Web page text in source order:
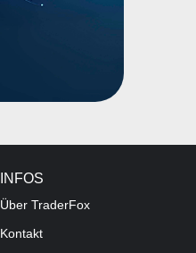
INFOS
Über TraderFox
Kontakt